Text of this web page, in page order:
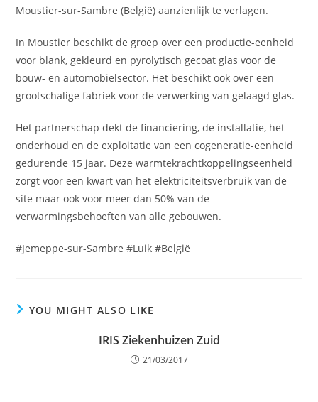
Moustier-sur-Sambre (België) aanzienlijk te verlagen.
In Moustier beschikt de groep over een productie-eenheid
voor blank, gekleurd en pyrolytisch gecoat glas voor de
bouw- en automobielsector. Het beschikt ook over een
grootschalige fabriek voor de verwerking van gelaagd glas.
Het partnerschap dekt de financiering, de installatie, het
onderhoud en de exploitatie van een cogeneratie-eenheid
gedurende 15 jaar. Deze warmtekrachtkoppelingseenheid
zorgt voor een kwart van het elektriciteitsverbruik van de
site maar ook voor meer dan 50% van de
verwarmingsbehoeften van alle gebouwen.
#Jemeppe-sur-Sambre #Luik #België
YOU MIGHT ALSO LIKE
IRIS Ziekenhuizen Zuid
21/03/2017